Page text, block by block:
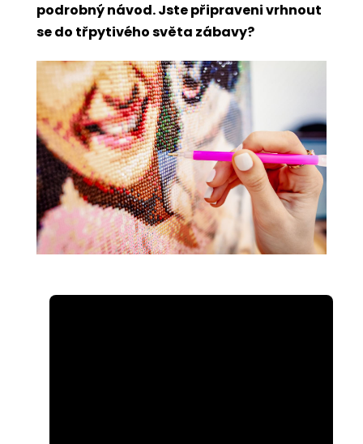
podrobný návod. Jste připraveni vrhnout
se do třpytivého světa zábavy?